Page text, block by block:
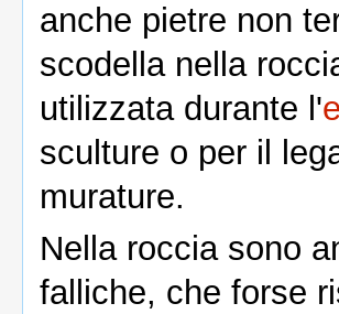
anche pietre non
scodella nella
utilizzata durante l'
sculture o per il
murature.
Nella roccia sono
falliche, che forse